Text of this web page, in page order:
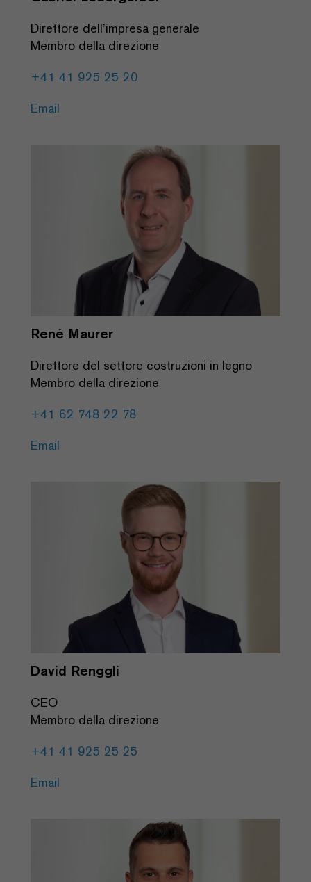
Direttore dell’impresa generale
Membro della direzione
+41 41 925 25 20
Email
René Maurer
Direttore del settore costruzioni in legno
Membro della direzione
+41 62 748 22 78
Email
David Renggli
CEO
Membro della direzione
+41 41 925 25 25
Email